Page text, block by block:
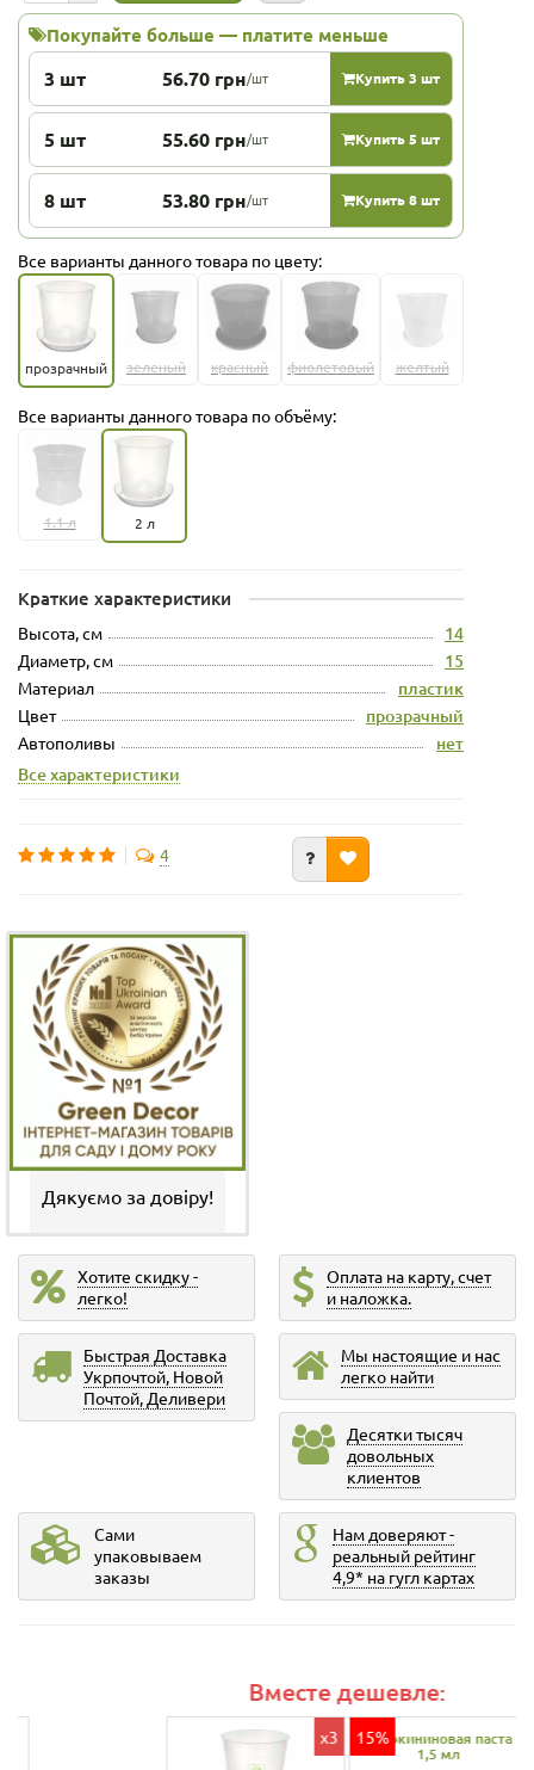
Покупайте больше — платите меньше
3 шт 56.70 грн/шт Купить 3 шт
5 шт 55.60 грн/шт Купить 5 шт
8 шт 53.80 грн/шт Купить 8 шт
Все варианты данного товара по цвету:
прозрачный зеленый красный фиолетовый желтый
Все варианты данного товара по объёму:
1.1 л 2 л
Краткие характеристики
Высота, см 14
Диаметр, см 15
Материал пластик
Цвет прозрачный
Автополивы
нет
Все характеристики
4
Дякуємо за довіру!
Хотите скидку -
легко!
Оплата на карту, счет
и наложка.
Быстрая Доставка
Укрпочтой, Новой
Почтой, Деливери
Мы настоящие и нас
легко найти
Десятки тысяч
довольных
клиентов
Сами
упаковываем
заказы
Нам доверяют -
реальный рейтинг
4,9* на гугл картах
Вместе дешевле:
x3 15%